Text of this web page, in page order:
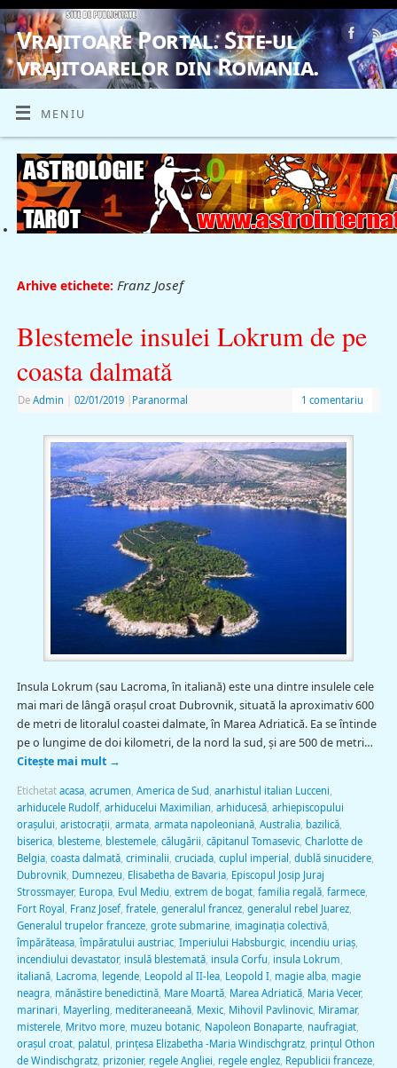
Vrajitoare Portal. Site-ul
vrajitoarelor din Romania.
VRAJITOARE, VRAJITOARELE, VRAJITOARE
MENIU
Arhive etichete: Franz Josef
Blestemele insulei Lokrum de pe
coasta dalmată
De Admin 02/01/2019 Paranormal 1 comentariu
Insula Lokrum (sau Lacroma, în italiană) este una dintre insulele cele
mai mari de lângă oraşul croat Dubrovnik, situată la aproximativ 600
de metri de litoralul coastei dalmate, în Marea Adriatică. Ea se întinde
pe o lungime de doi kilometri, de la nord la sud, şi are 500 de metri…
Citește mai mult →
Etichetat acasa, acrumen America de Sud anarhistul italian Lucceni
arhiducele Rudolf, arhiducelui Maximilian arhiducesă, arhiepiscopului
oraşului aristocraţii armata, armata napoleoniană, Australia, bazilică,
biserica, blesteme, blestemele, călugării căpitanul Tomasevic, Charlotte de
Belgia, coasta dalmată, criminalii cruciada, cuplul imperial dublă sinucidere,
Dubrovnik, Dumnezeu Elisabetha de Bavaria, Episcopul Josip Juraj
Strossmayer, Europa, Evul Mediu extrem de bogat, familia regală, farmece,
Fort Royal
Franz Josef, fratele, generalul francez, generalul rebel Juarez,
Generalul trupelor franceze, grote submarine, imaginaţia colectivă,
împărăteasa,împăratului austriac, Imperiului Habsburgic, incendiu uriaş,
incendiului devastator, insulă blestemată, insula Corfu insula Lokrum
italiană, Lacroma, legende, Leopold al II-lea, Leopold I, magie alba, magie
neagra, mănăstire benedictină, Mare Moartă, Marea Adriatică, Maria Vecer,
marinari Mayerling mediteraneeană, Mexic, Mihovil Pavlinovic, Miramar,
misterele, Mritvo more, muzeu botanic, Napoleon Bonaparte, naufragiat,
oraşul croat, palatul prinţesa Elizabetha -Maria Windischgratz, prinţul Othon
de Windischgratz, prizonier, regele Angliei regele englez, Republicii franceze,